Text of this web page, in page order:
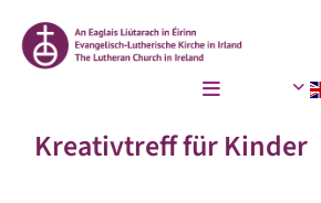
Kreativtreff für Kinder